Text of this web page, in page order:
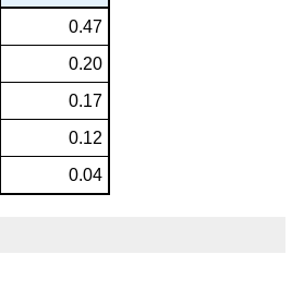
0.47
0.20
0.17
0.12
0.04